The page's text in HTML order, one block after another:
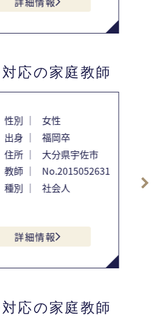
応の家庭教師
性別 ｜
女性
出身 ｜
福岡卒
住所 ｜
大分県宇佐市
教師 ｜
No.2015052631
種別 ｜
社会人
詳細情報
応の家庭教師